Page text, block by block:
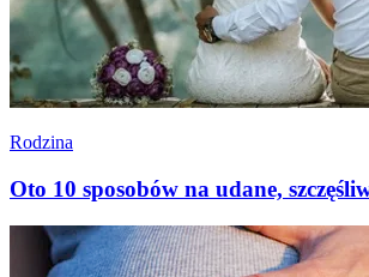
Rodzina
Oto 10 sposobów na udane,